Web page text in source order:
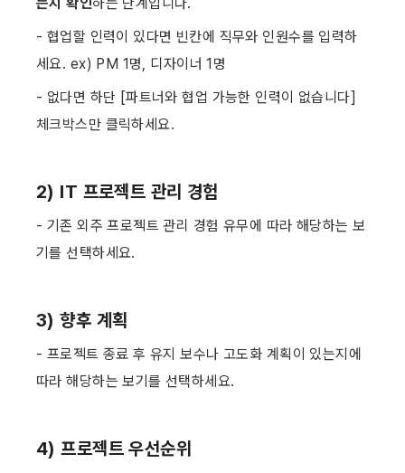
는지 확인하는 단계입니다.
- 협업할 인력이 있다면 빈칸에 직무와 인원수를 입력하
세요. ex) PM 1명, 디자이너 1명
- 없다면 하단 [파트너와 협업 가능한 인력이 없습니다]
체크박스만 클릭하세요. ​
2) IT 프로젝트 관리 경험
- 기존 외주 프로젝트 관리 경험 유무에 따라 해당하는 보
기를 선택하세요. ​
3) 향후 계획
- 프로젝트 종료 후 유지 보수나 고도화 계획이 있는지에
따라 해당하는 보기를 선택하세요. ​
4) 프로젝트 우선순위